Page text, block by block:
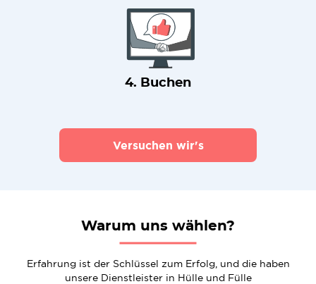
4. Buchen
Versuchen wir's
Warum uns wählen?
Erfahrung ist der Schlüssel zum Erfolg, und die haben
unsere Dienstleister in Hülle und Fülle